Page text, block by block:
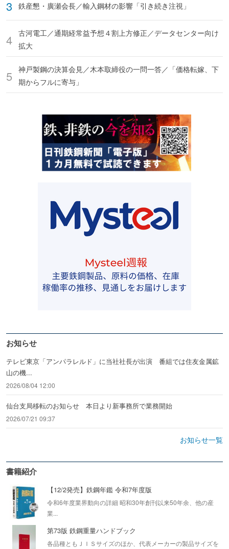
鉄産懇・廣瀬会長／輸入鋼材の影響「引き続き注視」
古河電工／通期経常益予想４割上方修正／データセンター向け
拡大
神戸製鋼の決算会見／木本取締役の一問一答／「価格転嫁、下
期からフルに寄与」
お知らせ
テレビ東京「アンパラレルド」に当社社長が出演 番組では住友金属鉱
山の機...
2026/08/04 12:00
仙台支局移転のお知らせ 本日より新事務所で業務開始
2026/07/21 09:37
お知らせ一覧
書籍紹介
【12/2発売】鉄鋼年鑑 令和7年度版
令和6年度業界動向の詳細 昭和30年創刊以来50年余、他の産
業...
第73版 鉄鋼重量ハンドブック
各品種ともＪＩＳサイズのほか、代表メーカーの製品サイズを